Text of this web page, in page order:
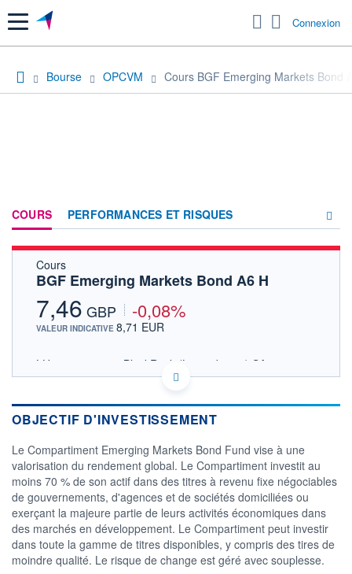
Menu Connexion
Bourse OPCVM Cours BGF Emerging Markets Bond
COURS PERFORMANCES ET RISQUES
Cours
BGF Emerging Markets Bond A6 H
7,46 GBP -0,08%
VALEUR INDICATIVE 8,71 EUR
LU1408527916 - BlackRock (Luxembourg) SA
OPCVM DERNIER COURS CONNU AU 06/08/2026
04/12 08/04
7,2
7,4
CATÉGORIE MORNINGSTAR
Global Emerging Markets
OBJECTIF D'INVESTISSEMENT
Le Compartiment Emerging Markets Bond Fund vise à une
valorisation du rendement global. Le Compartiment investit au
moins 70 % de son actif dans des titres à revenu fixe négociables
de gouvernements, d'agences et de sociétés domiciliées ou
exerçant la majeure partie de leurs activités économiques dans
des marchés en développement. Le Compartiment peut investir
dans toute la gamme de titres disponibles, y compris des tires de
moindre qualité. Le risque de change est géré avec souplesse.